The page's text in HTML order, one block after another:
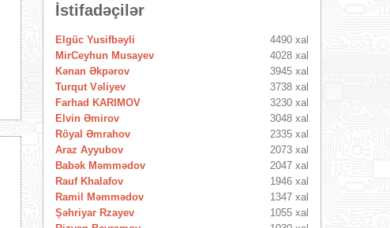
İstifadəçilər
Elgüc Yusifbəyli
4490 xal
MirCeyhun Musayev
4028 xal
Kənan Əkpərov
3945 xal
Turqut Vəliyev
3738 xal
Farhad KARIMOV
3230 xal
Elvin Əmirov
3048 xal
Röyal Əmrahov
2335 xal
Araz Ayyubov
2073 xal
Babək Məmmədov
2047 xal
Rauf Khalafov
1946 xal
Ramil Məmmədov
1347 xal
Şəhriyar Rzayev
1055 xal